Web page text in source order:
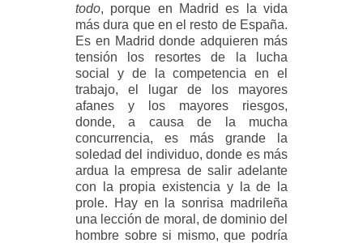
todo, porque en Madrid es la vida
más dura que en el resto de España.
Es en Madrid donde adquieren más
tensión los resortes de la lucha
social y de la competencia en el
trabajo, el lugar de los mayores
afanes y los mayores riesgos,
donde, a causa de la mucha
concurrencia, es más grande la
soledad del individuo, donde es más
ardua la empresa de salir adelante
con la propia existencia y la de la
prole. Hay en la sonrisa madrileña
una lección de moral, de dominio del
hombre sobre si mismo, que podría